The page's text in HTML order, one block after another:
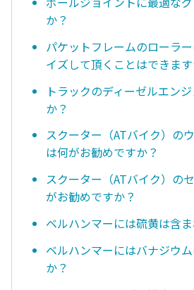
か？
パケットフレームのローラ
イズして頂くことはできます
トラックのディーゼルエン
か？
スクーター（ATバイク）の
は何がお勧めですか？
スクーター（ATバイク）の
がお勧めですか？
ベルハンマーには硫黄は含
ベルハンマーにはバナジウ
か？